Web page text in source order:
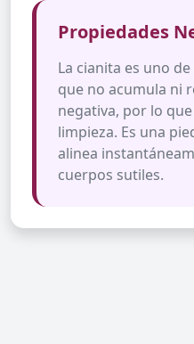
Propiedades
La cianita es uno
que no acumula ni
negativa, por lo
limpieza. Es una
alinea
cuerpos sutiles.